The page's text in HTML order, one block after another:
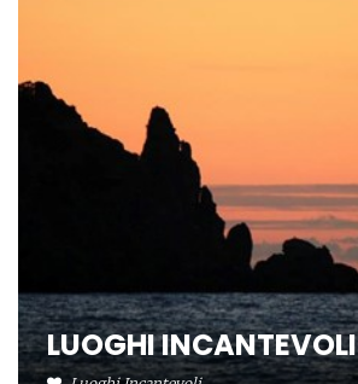
LUOGHI INCANTEVOLI